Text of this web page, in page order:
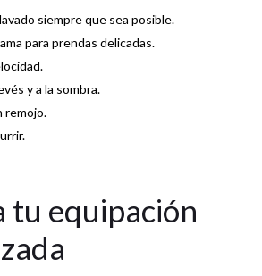
siempre que sea posible.
para prendas delicadas.
y a la sombra.
remojo.
tu equipación